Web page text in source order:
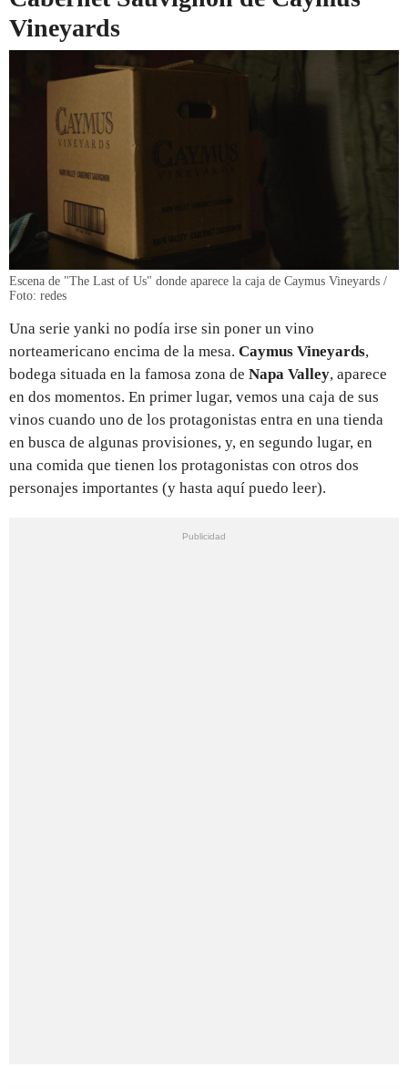
Vineyards
Escena de "The Last of Us" donde aparece la caja de Caymus Vineyards /
Foto: redes
Una serie yanki no podía irse sin poner un vino
norteamericano encima de la mesa. Caymus Vineyards,
bodega situada en la famosa zona de Napa Valley, aparece
en dos momentos. En primer lugar, vemos una caja de sus
vinos cuando uno de los protagonistas entra en una tienda
en busca de algunas provisiones, y, en segundo lugar, en
una comida que tienen los protagonistas con otros dos
personajes importantes (y hasta aquí puedo leer).